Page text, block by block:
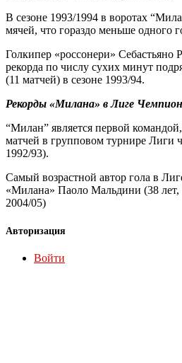
В сезоне 1993/1994 в воротах
мячей, что гораздо меньше одного
Голкипер «россонери» Себастьяно
рекорда по числу сухих минут
(11 матчей) в сезоне 1993/94.
Рекорды «Милана» в Лиге
“Милан” является первой
матчей в групповом турнире
1992/93).
Самый возрастной автор гола в
«Милана» Паоло Мальдини (38 лет,
2004/05)
Авторизация
Войти